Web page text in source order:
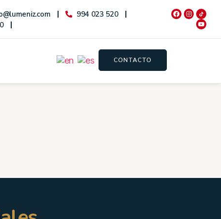
994 023 520
CONTACTO